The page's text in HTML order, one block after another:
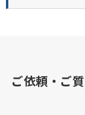
ご依頼・ご